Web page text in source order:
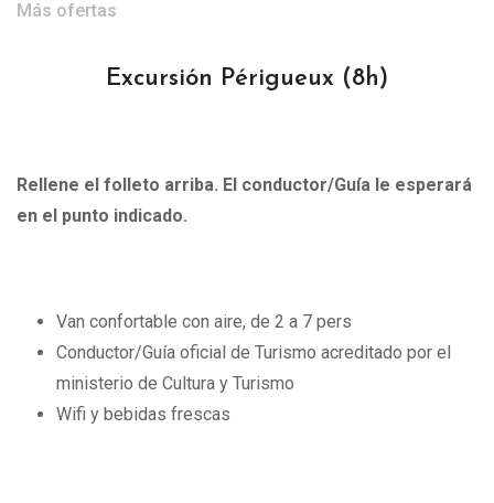
Más ofertas
Excursión Périgueux (8h)
Rellene el folleto arriba. El conductor/Guía le esperará
en el punto indicado.
Van confortable con aire, de 2 a 7 pers
Conductor/Guía oficial de Turismo acreditado por el
ministerio de Cultura y Turismo
Wifi y bebidas frescas